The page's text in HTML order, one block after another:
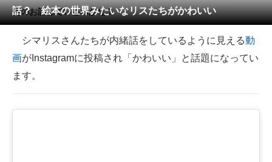
メディア
注目記事を集めた総合ページ
スマホと通信の最新トレンド
話？ 絵本の世界みたいなリスたちがかわいい
何のお話しているのかな？
シマリスさんたちが内緒話をしているように見える動
画がInstagramに投稿され「かわいい」と話題になってい
ます。